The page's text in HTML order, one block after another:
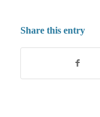
Share this entry